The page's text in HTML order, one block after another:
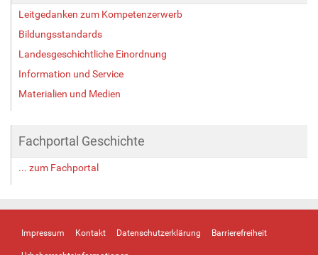
Leitgedanken zum Kompetenzerwerb
Bildungsstandards
Landesgeschichtliche Einordnung
Information und Service
Materialien und Medien
Fachportal Geschichte
... zum Fachportal
Impressum Kontakt Datenschutzerklärung Barrierefreiheit